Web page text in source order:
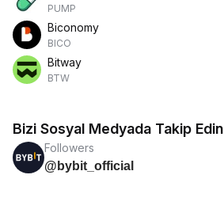
PUMP
Biconomy
BICO
Bitway
BTW
Bizi Sosyal Medyada Takip Edin
Followers
@bybit_official